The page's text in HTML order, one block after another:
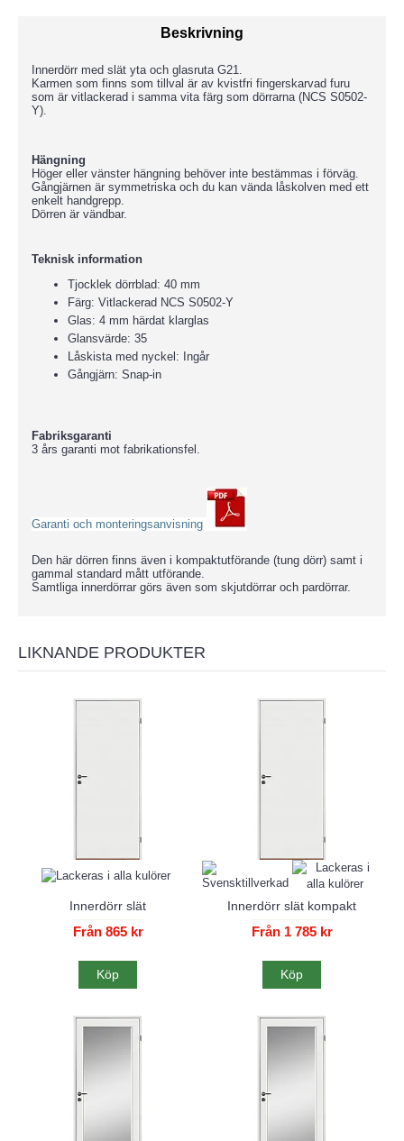
Beskrivning
Innerdörr med slät yta och glasruta G21.
Karmen som finns som tillval är av kvistfri fingerskarvad furu
som är vitlackerad i samma vita färg som dörrarna (NCS S0502-
Y).
Hängning
Höger eller vänster hängning behöver inte bestämmas i förväg.
Gångjärnen är symmetriska och du kan vända låskolven med ett
enkelt handgrepp.
Dörren är vändbar.
Teknisk information
Tjocklek dörrblad: 40 mm
Färg: Vitlackerad NCS S0502-Y
Glas: 4 mm härdat klarglas
Glansvärde: 35
Låskista med nyckel: Ingår
Gångjärn: Snap-in
Fabriksgaranti
3 års garanti mot fabrikationsfel.
Garanti och monteringsanvisning
Den här dörren finns även i kompaktutförande (tung dörr) samt i
gammal standard mått utförande.
Samtliga innerdörrar görs även som skjutdörrar och pardörrar.
LIKNANDE PRODUKTER
Innerdörr slät
Från 865 kr
Köp
Innerdörr slät kompakt
Från 1 785 kr
Köp